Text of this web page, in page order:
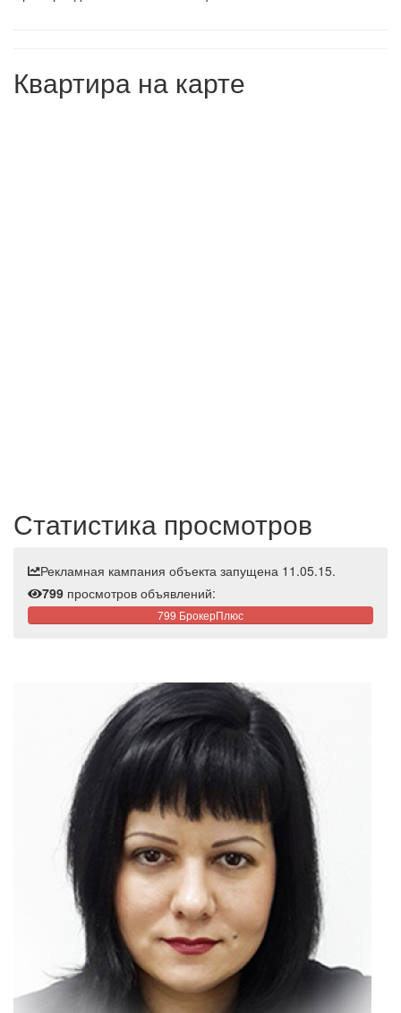
Квартира на карте
Статистика просмотров
Рекламная кампания объекта запущена 11.05.15.
799 просмотров объявлений:
799 БрокерПлюс